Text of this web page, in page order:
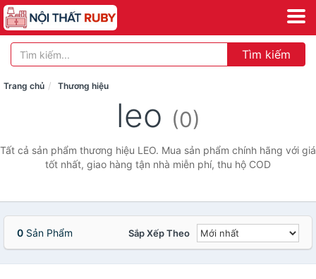
Tìm kiếm
Trang chủ Thương hiệu
leo (0)
Tất cả sản phẩm thương hiệu LEO. Mua sản phẩm chính hãng với giá
tốt nhất, giao hàng tận nhà miễn phí, thu hộ COD
0 Sản Phẩm Sắp Xếp Theo